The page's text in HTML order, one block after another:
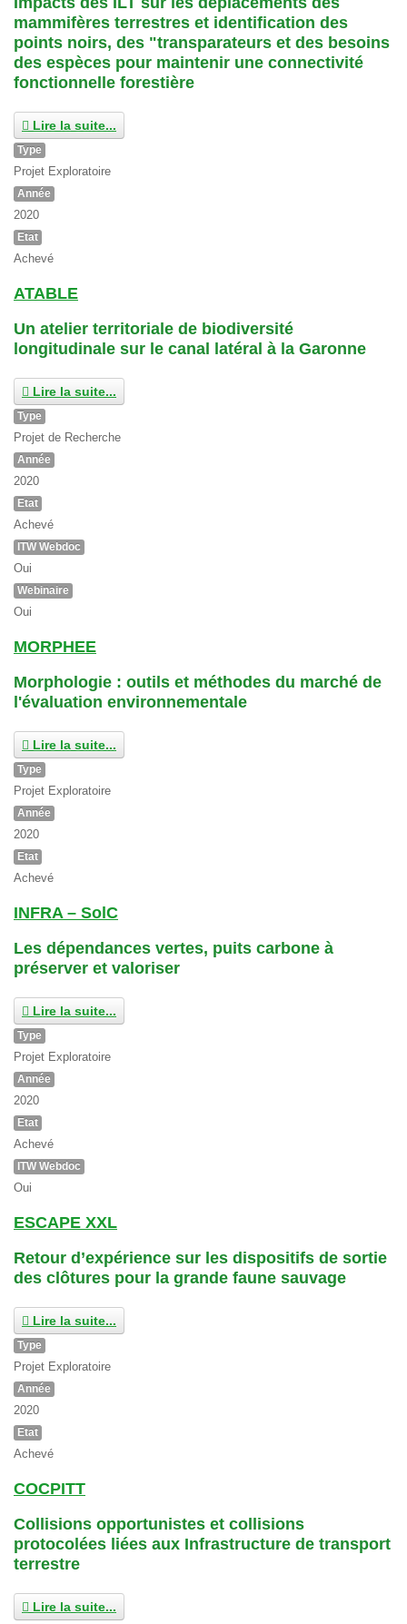
mammifères terrestres et identification des
points noirs, des "transparateurs et des besoins
des espèces pour maintenir une connectivité
fonctionnelle forestière
Lire la suite...
Type
Projet Exploratoire
Année
2020
Etat
Achevé
ATABLE
Un atelier territoriale de biodiversité
longitudinale sur le canal latéral à la Garonne
Lire la suite...
Type
Projet de Recherche
Année
2020
Etat
Achevé
ITW Webdoc
Oui
Webinaire
Oui
MORPHEE
Morphologie : outils et méthodes du marché de
l'évaluation environnementale
Lire la suite...
Type
Projet Exploratoire
Année
2020
Etat
Achevé
INFRA – SolC
Les dépendances vertes, puits carbone à
préserver et valoriser
Lire la suite...
Type
Projet Exploratoire
Année
2020
Etat
Achevé
ITW Webdoc
Oui
ESCAPE XXL
Retour d’expérience sur les dispositifs de sortie
des clôtures pour la grande faune sauvage
Lire la suite...
Type
Projet Exploratoire
Année
2020
Etat
Achevé
COCPITT
Collisions opportunistes et collisions
protocolées liées aux Infrastructure de transport
terrestre
Lire la suite...